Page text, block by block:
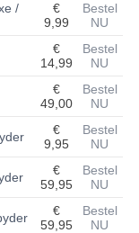
/
€
9,99
Bestel
NU
€
14,99
Bestel
NU
€
49,00
Bestel
NU
€
9,95
Bestel
NU
€
59,95
Bestel
NU
€
59,95
Bestel
NU